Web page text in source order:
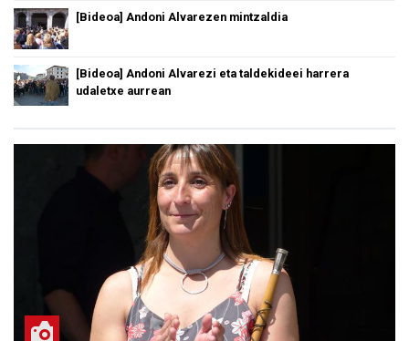
[Bideoa] Andoni Alvarezen mintzaldia
[Bideoa] Andoni Alvarezi eta taldekideei harrera
udaletxe aurrean